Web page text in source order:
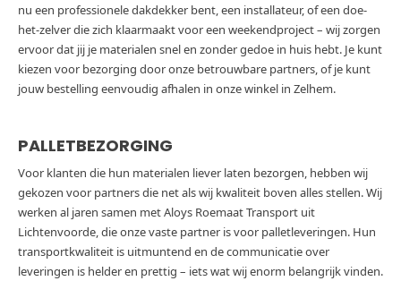
nu een professionele dakdekker bent, een installateur, of een doe-
het-zelver die zich klaarmaakt voor een weekendproject – wij zorgen
ervoor dat jij je materialen snel en zonder gedoe in huis hebt. Je kunt
kiezen voor bezorging door onze betrouwbare partners, of je kunt
jouw bestelling eenvoudig afhalen in onze winkel in Zelhem.
PALLETBEZORGING
Voor klanten die hun materialen liever laten bezorgen, hebben wij
gekozen voor partners die net als wij kwaliteit boven alles stellen. Wij
werken al jaren samen met Aloys Roemaat Transport uit
Lichtenvoorde, die onze vaste partner is voor palletleveringen. Hun
transportkwaliteit is uitmuntend en de communicatie over
leveringen is helder en prettig – iets wat wij enorm belangrijk vinden.